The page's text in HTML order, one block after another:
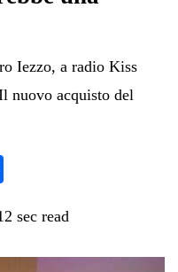
Iezzo, a radio Kiss
nuovo acquisto del
di
vi
sec read